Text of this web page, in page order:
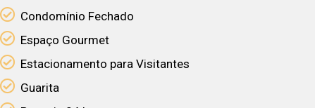
Condomínio Fechado
Espaço Gourmet
Estacionamento para Visitantes
Guarita